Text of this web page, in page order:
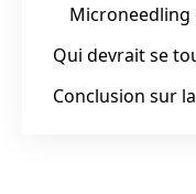
Microneedling
Qui devrait se
Conclusion sur